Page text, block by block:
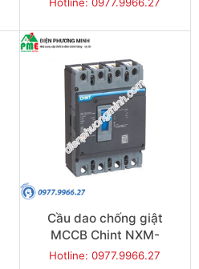
Cầu dao chống giật
MCCB Chint NXM-
125S/4300-40 25KA 4P
Hotline: 0977.9966.27